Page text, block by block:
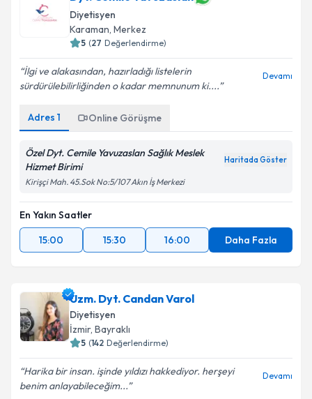
Diyetisyen
Karaman, Merkez
5 (27 Değerlendirme)
İlgi ve alakasından, hazırladığı listelerin
sürdürülebilirliğinden o kadar memnunum ki....
Devamı
Adres 1 Online Görüşme
Özel Dyt. Cemile Yavuzaslan Sağlık Meslek
Hizmet Birimi
Haritada Göster
Kirişçi Mah. 45.Sok No:5/107 Akın İş Merkezi
En Yakın Saatler
15:00
15:30 16:00 Daha Fazla
Uzm. Dyt. Candan Varol
Diyetisyen
İzmir, Bayraklı
5 (142 Değerlendirme)
Harika bir insan. işinde yıldızı hakkediyor. herşeyi
benim anlayabileceğim...
Devamı